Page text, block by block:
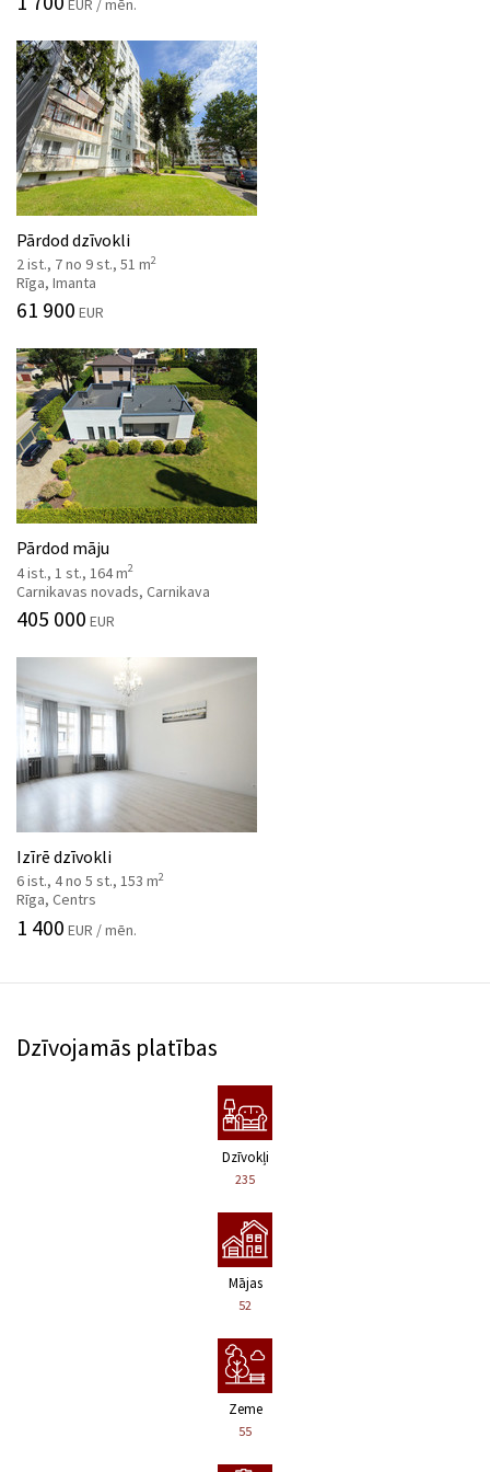
EUR / mēn.
Pārdod dzīvokli
2 ist., 7 no 9 st., 51 m2
Rīga, Imanta
61 900 EUR
Pārdod māju
4 ist., 1 st., 164 m2
Carnikavas novads, Carnikava
405 000 EUR
Izīrē dzīvokli
6 ist., 4 no 5 st., 153 m2
Rīga, Centrs
1 400 EUR / mēn.
Dzīvojamās platības
Dzīvokļi
235
Mājas
52
Zeme
55